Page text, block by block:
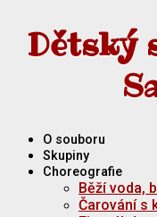
Dětský
O souboru
Skupiny
Choreografie
Běží voda,
Čarování s